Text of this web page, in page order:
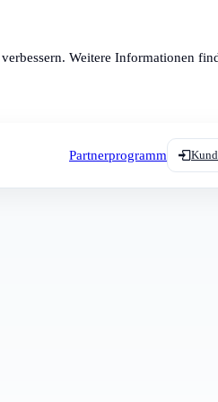
Weitere Informationen
Partnerprogramm